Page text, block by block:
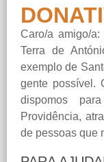
Caro/a amigo/
Terra de
exemplo de
gente possível.
dispomos
Providência,
de pessoas que